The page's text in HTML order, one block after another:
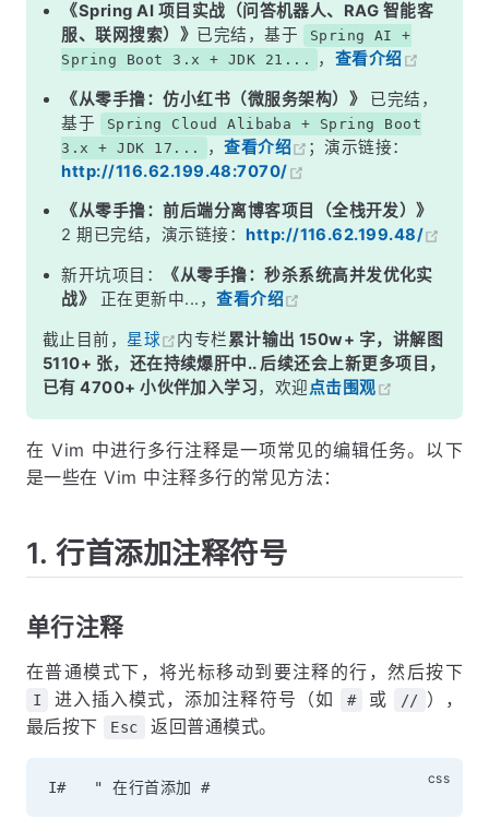
《Spring AI 项目实战（问答机器人、RAG 智能客
服、联网搜索）》 已完结，基于
Spring AI +
Spring Boot 3.x + JDK 21...
， 查看介绍
《从零手撸：仿小红书（微服务架构）》
已完结，
基于
Spring Cloud Alibaba + Spring Boot
3.x + JDK 17...
，查看介绍
；演示链接：
http://116.62.199.48:7070/
《从零手撸：前后端分离博客项目（全栈开发）》
2 期已完结，演示链接： http://116.62.199.48/
新开坑项目：
《从零手撸：秒杀系统高并发优化实
战》
正在更新中...，查看介绍
截止目前， 星球 内专栏累计输出 150w+ 字，讲解图
5110+ 张，还在持续爆肝中.. 后续还会上新更多项目，
已有 4700+ 小伙伴加入学习，欢迎点击围观
在 Vim 中进行多行注释是一项常见的编辑任务。以下
是一些在 Vim 中注释多行的常见方法：
1. 行首添加注释符号
单行注释
在普通模式下，将光标移动到要注释的行，然后按下
I 进入插入模式，添加注释符号（如 # 或 // ），
最后按下
Esc 返回普通模式。
I#   " 在行首添加 #